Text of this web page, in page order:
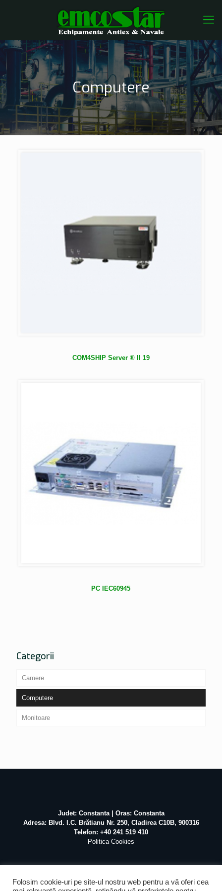
Computere
COM4SHIP Server ® II 19
PC IEC60945
Categorii
Camere
Computere
Monitoare
Judet: Constanta | Oras: Constanta
Adresa: Blvd. I.C. Brătianu Nr. 250, Cladirea C10B, 900316
Telefon: +40 241 519 410
Politica Cookies
Folosim cookie-uri pe site-ul nostru web pentru a vă oferi cea